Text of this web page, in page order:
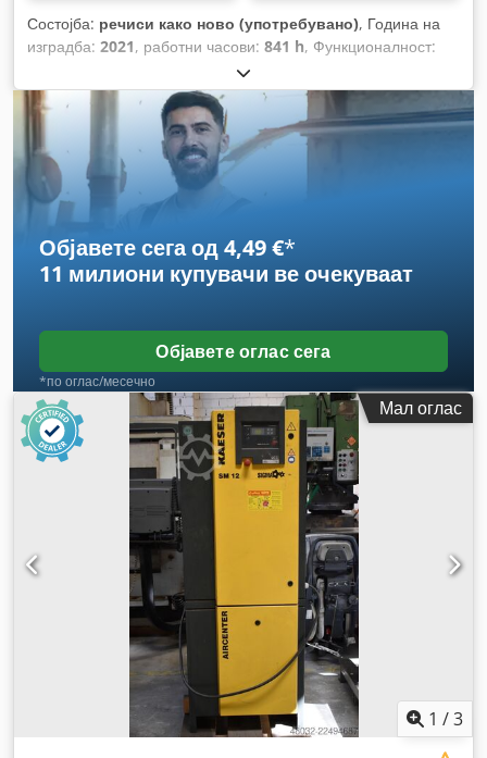
Состојба: речиси како ново (употребувано), Година на
изградба: 2021, работни часови: 841 h, Функционалност:
Објавете сега од 4,49 €*
11 милиони купувачи ве очекуваат
Објавете оглас сега
*по оглас/месечно
Мал оглас
1 /3